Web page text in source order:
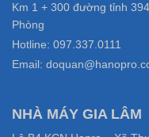
Km 1 + 300 đường tỉnh
Phòng
Hotline: 097.337.0111
Email:
NHÀ MÁY GIA LÂM